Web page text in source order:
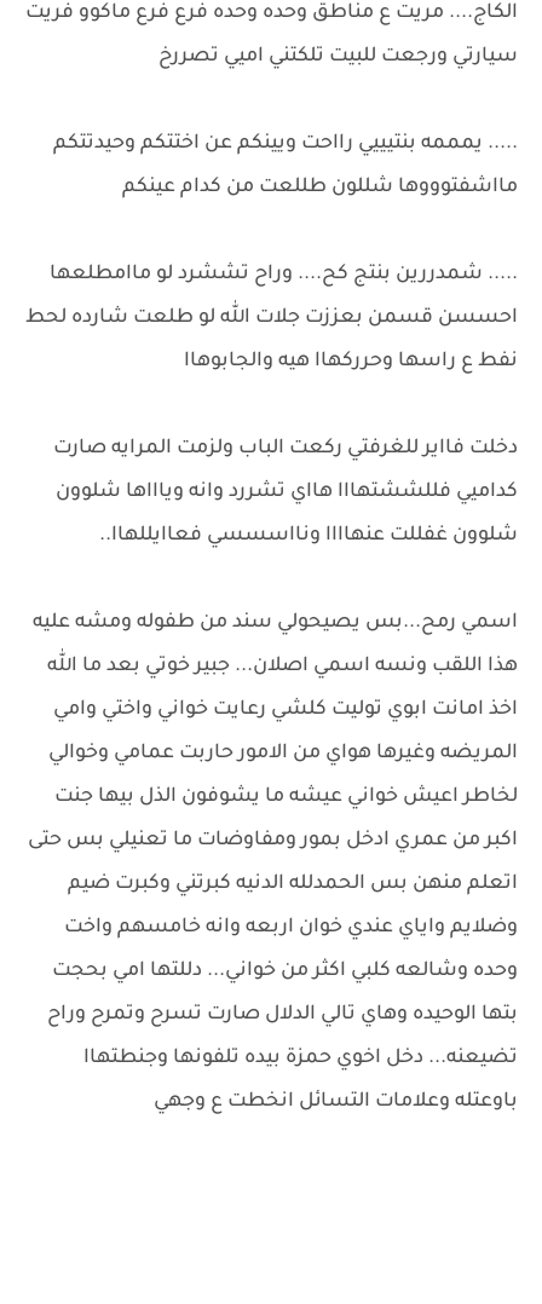
الكاج.... مريت ع مناطق وحده وحده فرع فرع ماكوو فريت
سيارتي ورجعت للبيت تلكتني اميي تصررخ
..... يمممه بنتيييي رااحت ويينكم عن اختتكم وحيدتتكم
مااشفتوووها شللون طللعت من كدام عينكم
..... شمدررين بنتج كح.... وراح تششرد لو ماامطلعها
احسسن قسمن بعززت جلات الله لو طلعت شارده لحط
نفط ع راسها وحرركهاا هيه والجابوهاا
دخلت فااير للغرفتي ركعت الباب ولزمت المرايه صارت
كداميي فللششتهااا هااي تشررد وانه وياااها شلوون
شلوون غفللت عنهاااا ونااسسسي فعاايللهاا..
اسمي رمح...بس يصيحولي سند من طفوله ومشه عليه
هذا اللقب ونسه اسمي اصلان... جبير خوتي بعد ما الله
اخذ امانت ابوي توليت كلشي رعايت خواني واختي وامي
المريضه وغيرها هواي من الامور حاربت عمامي وخوالي
لخاطر اعيش خواني عيشه ما يشوفون الذل بيها جنت
اكبر من عمري ادخل بمور ومفاوضات ما تعنيلي بس حتى
اتعلم منهن بس الحمدلله الدنيه كبرتني وكبرت ضيم
وضلايم واياي عندي خوان اربعه وانه خامسهم واخت
وحده وشالعه كلبي اكثر من خواني... دللتها امي بحجت
بتها الوحيده وهاي تالي الدلال صارت تسرح وتمرح وراح
تضيعنه... دخل اخوي حمزة بيده تلفونها وجنطتهاا
باوعتله وعلامات التسائل انخطت ع وجهي